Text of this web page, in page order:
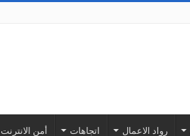
رواد الاعمال اتجاهات أمن الانترنت